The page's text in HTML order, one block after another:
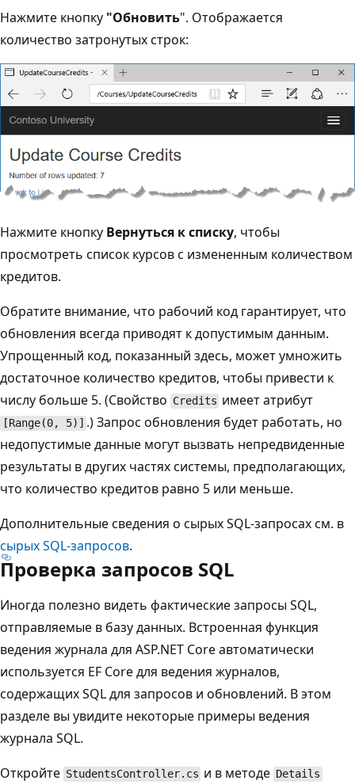
Нажмите кнопку "Обновить". Отображается
количество затронутых строк:
Нажмите кнопку Вернуться к списку, чтобы
просмотреть список курсов с измененным количеством
кредитов.
Обратите внимание, что рабочий код гарантирует, что
обновления всегда приводят к допустимым данным.
Упрощенный код, показанный здесь, может умножить
достаточное количество кредитов, чтобы привести к
числу больше 5. (Свойство Credits имеет атрибут
[Range(0, 5)] .) Запрос обновления будет работать, но
недопустимые данные могут вызвать непредвиденные
результаты в других частях системы, предполагающих,
что количество кредитов равно 5 или меньше.
Дополнительные сведения о сырых SQL-запросах см. в
сырых SQL-запросов.
Проверка запросов SQL
Иногда полезно видеть фактические запросы SQL,
отправляемые в базу данных. Встроенная функция
ведения журнала для ASP.NET Core автоматически
используется EF Core для ведения журналов,
содержащих SQL для запросов и обновлений. В этом
разделе вы увидите некоторые примеры ведения
журнала SQL.
Откройте StudentsController.cs и в методе Details